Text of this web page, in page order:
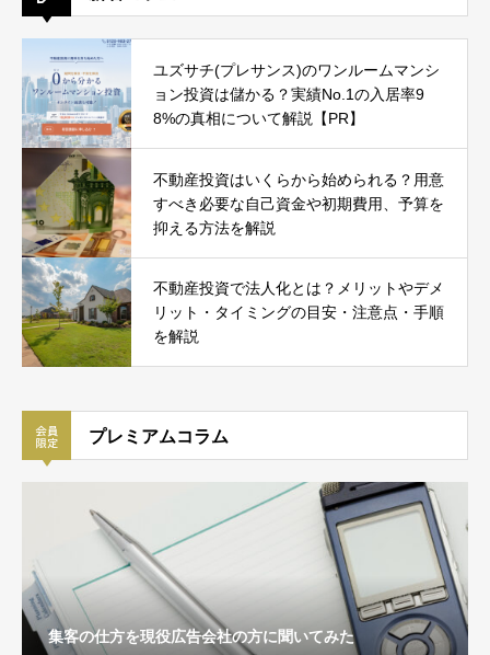
ユズサチ(プレサンス)のワンルームマンシ
ョン投資は儲かる？実績No.1の入居率9
8%の真相について解説【PR】
不動産投資はいくらから始められる？用意
すべき必要な自己資金や初期費用、予算を
抑える方法を解説
不動産投資で法人化とは？メリットやデメ
リット・タイミングの目安・注意点・手順
を解説
プレミアムコラム
いてみた 事業の始め方を現役責任者に聞いてみ